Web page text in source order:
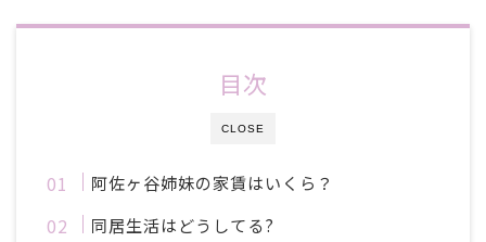
CLOSE
目次
阿佐ヶ谷姉妹の家賃はいくら？
同居生活はどうしてる?